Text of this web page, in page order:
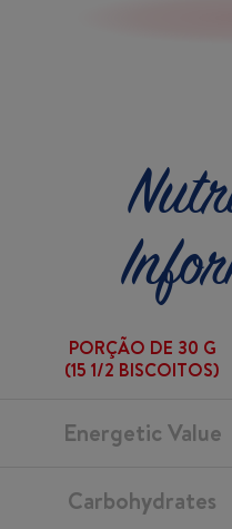
PORÇÃO DE 30 G
(15 1/2 BISCOITOS)
Energetic Value
Carbohydrates